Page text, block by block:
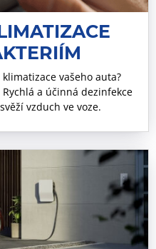
vašeho auta?
a účinná dezinfekce
vzduch ve voze.